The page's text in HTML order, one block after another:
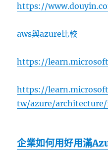
https://
aws與azure比較
https://
https://
tw/azure/
企業如何用好用滿